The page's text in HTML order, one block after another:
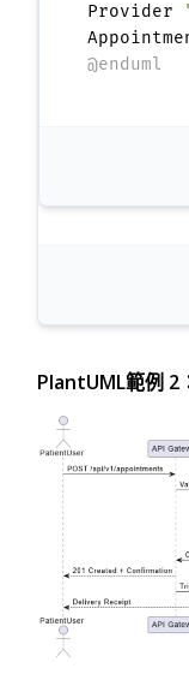
Provider
@enduml
PlantUML範例 2